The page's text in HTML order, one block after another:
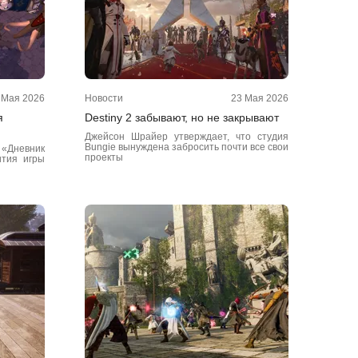
2026
игры
Новости 23 Мая 2026
Destiny 2 забывают, но не закрывают
Джейсон Шрайер утверждает, что студия
Bungie вынуждена забросить почти все свои
проекты